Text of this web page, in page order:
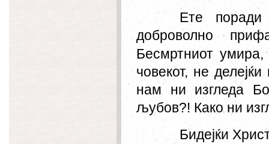
Ете
доброволно
Бесмртниот
човекот, не
нам ни изгледа
љубов?! Како ни
Бидејќи